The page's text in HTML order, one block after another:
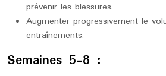
prévenir les blessures.
Augmenter progressivement le
entraînements.
Semaines 5-8 :